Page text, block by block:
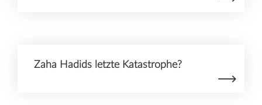
Zaha Hadids letzte Katastrophe?